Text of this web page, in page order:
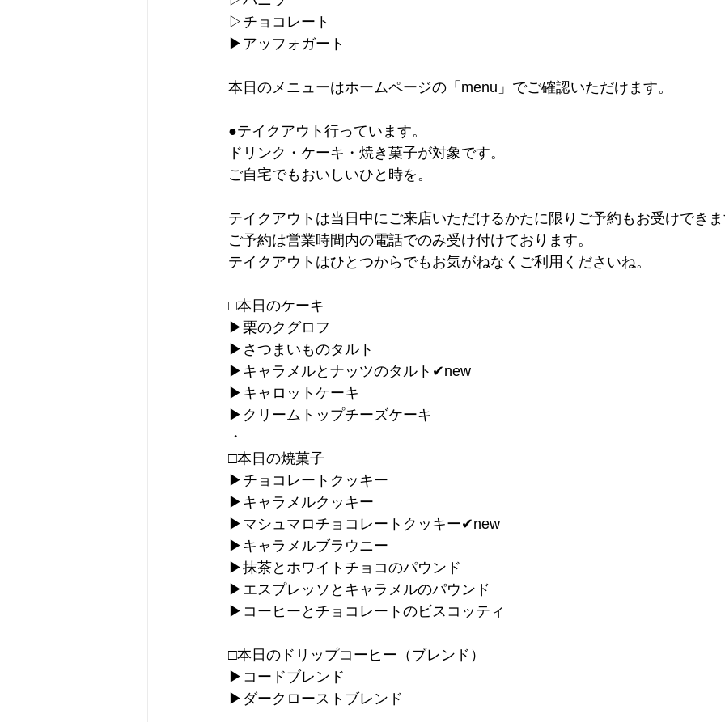
▷チョコレート
▶︎アッフォガート
本日のメニューはホームページの「menu」でご確認いただけます。
●テイクアウト行っています。
ドリンク・ケーキ・焼き菓子が対象です。
ご自宅でもおいしいひと時を。
テイクアウトは当日中にご来店いただけるかたに限りご予約もお受けでき
ご予約は営業時間内の電話でのみ受け付けております。
テイクアウトはひとつからでもお気がねなくご利用くださいね。
□本日のケーキ
▶︎栗のクグロフ
▶︎さつまいものタルト
▶︎キャラメルとナッツのタルト✔︎new
▶︎キャロットケーキ
▶︎クリームトップチーズケーキ
・
□本日の焼菓子
▶︎チョコレートクッキー
▶︎キャラメルクッキー
▶︎マシュマロチョコレートクッキー✔︎new
▶︎キャラメルブラウニー
▶︎抹茶とホワイトチョコのパウンド
▶︎エスプレッソとキャラメルのパウンド
▶︎コーヒーとチョコレートのビスコッティ
□本日のドリップコーヒー（ブレンド）
▶︎コードブレンド
▶︎ダークローストブレンド